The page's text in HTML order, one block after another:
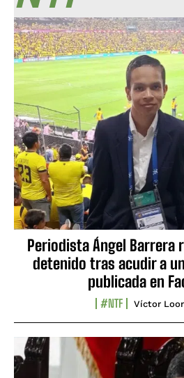
Periodista Ángel Barrera
detenido tras acudir a
publicada en
#NTF Víctor